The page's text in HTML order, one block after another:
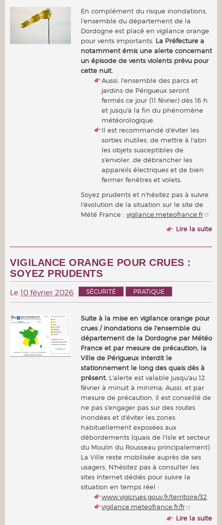
En complément du risque inondations,
l'ensemble du département de la
Dordogne est placé en vigilance orange
pour vents importants. La Préfecture a
notamment émis une alerte concernant
un épisode de vents violents prévu pour
cette nuit.
Aussi, l'ensemble des parcs et
jardins de Périgueux seront
fermés ce jour (11 février) dès 16 h
et jusqu'à la fin du phénomène
météorologique.
Il est recommandé d'éviter les
sorties inutiles, de mettre à l'abri
les objets susceptibles de
s'envoler, de débrancher les
appareils électriques et de bien
fermer fenêtres et volets.
Soyez prudents et n'hésitez pas à suivre
l'évolution de la situation sur le site de
Mété France : vigilance.meteofrance.fr
Lire la suite
VIGILANCE ORANGE POUR CRUES :
SOYEZ PRUDENTS
Le 10 février 2026 SÉCURITÉ PRATIQUE
Suite à la mise en vigilance orange pour
crues / inondations de l'ensemble du
département de la Dordogne par Météo
France et par mesure de précaution, la
Ville de Périgueux interdit le
stationnement le long des quais dès à
présent. L'alerte est valable jusqu'au 12
février à minuit à minima; Aussi, et par
mesure de précaution, il est conseillé de
ne pas s'engager pas sur des routes
inondées et d'éviter les zones
habituellement exposées aux
débordements (quais de l'Isle et secteur
du Moulin du Rousseau principalement).
La Ville reste mobilisée auprès de ses
usagers. N'hésitez pas à consulter les
sites internet dédiés pour suivre la
situation en temps réel :
www.vigicrues.gouv.fr/territoire/32
vigilance.meteofrance.fr/fr
Lire la suite